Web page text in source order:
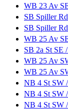
WB 23 Av
SB Spiller
SB Spiller
WB 25 Av
SB 2a St SE
WB 25 Av
WB 25 Av
NB 4 St SW
NB 4 St SW
NB 4 St SW